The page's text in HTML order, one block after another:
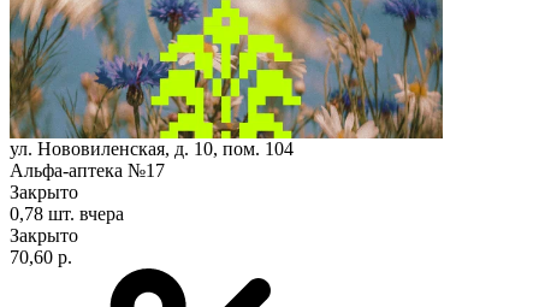
ул. Нововиленская, д. 10, пом. 104
Альфа-аптека №17
Закрыто
0,78 шт. вчера
Закрыто
70,60 р.